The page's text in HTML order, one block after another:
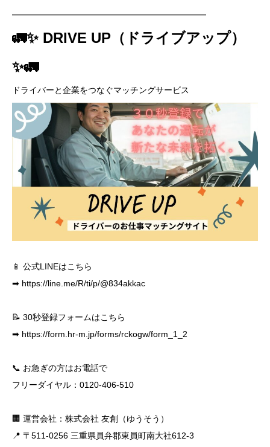
━━━━━━━━━━━━━━━━━━━━━━━
🚛✨ DRIVE UP（ドライブアップ）
✨🚛
ドライバーと企業をつなぐマッチングサービス
📱 公式LINEはこちら
➡ https://line.me/R/ti/p/@834akkac
📝 30秒登録フォームはこちら
➡ https://form.hr-m.jp/forms/rckogw/form_1_2
📞 お急ぎの方はお電話で
フリーダイヤル：0120-406-510
🏢 運営会社：株式会社 友創（ゆうそう）
📍 〒511-0256 三重県員弁郡東員町南大社612-3